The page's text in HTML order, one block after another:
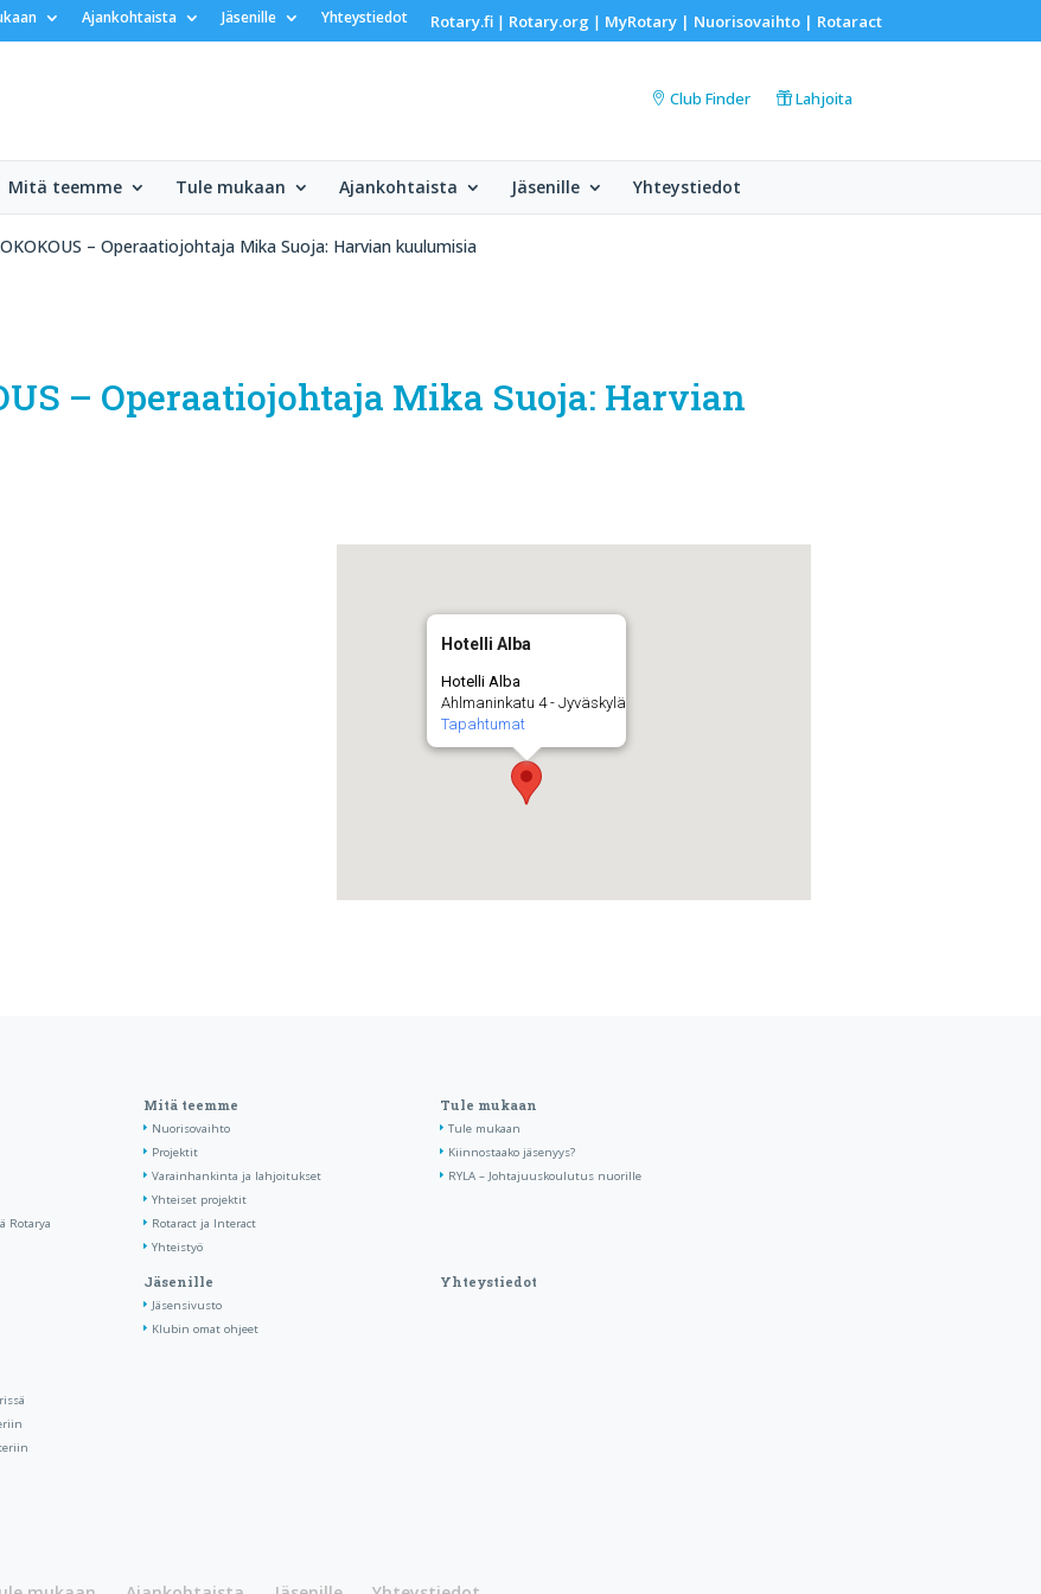
Rotary.fi| Rotary.org | MyRotary | Nuorisovaihto| Rotaract
Ajankohtaista Jäsenille Yhteystiedot
Club Finder Lahjoita
Mitä teemme Tule mukaan Ajankohtaista Jäsenille Yhteystiedot
– Operaatiojohtaja Mika Suoja: Harvian kuulumisia
– Operaatiojohtaja Mika Suoja: Harvian
Hotelli Alba
Hotelli Alba
Ahlmaninkatu 4 - Jyväskylä
Tapahtumat
Rotarya
Mitä teemme
Nuorisovaihto
Projektit
Varainhankinta ja lahjoitukset
Yhteiset projektit
Rotaract ja Interact
Yhteistyö
Tule mukaan
Tule mukaan
Kiinnostaako jäsenyys?
RYLA – Johtajuuskoulutus nuorille
Jäsenille
Jäsensivusto
Klubin omat ohjeet
Yhteystiedot